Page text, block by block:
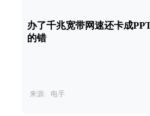
办了千兆宽带网速还卡成
的错
来源: 电手